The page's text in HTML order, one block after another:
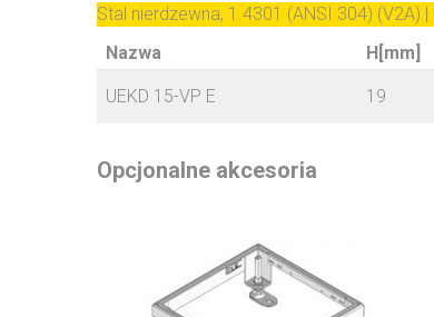
Stal nierdzewna, 1.4301 (ANSI 304) (V2A) |
Nazwa
H[mm]
UEKD 15-VP E 19
Opcjonalne akcesoria